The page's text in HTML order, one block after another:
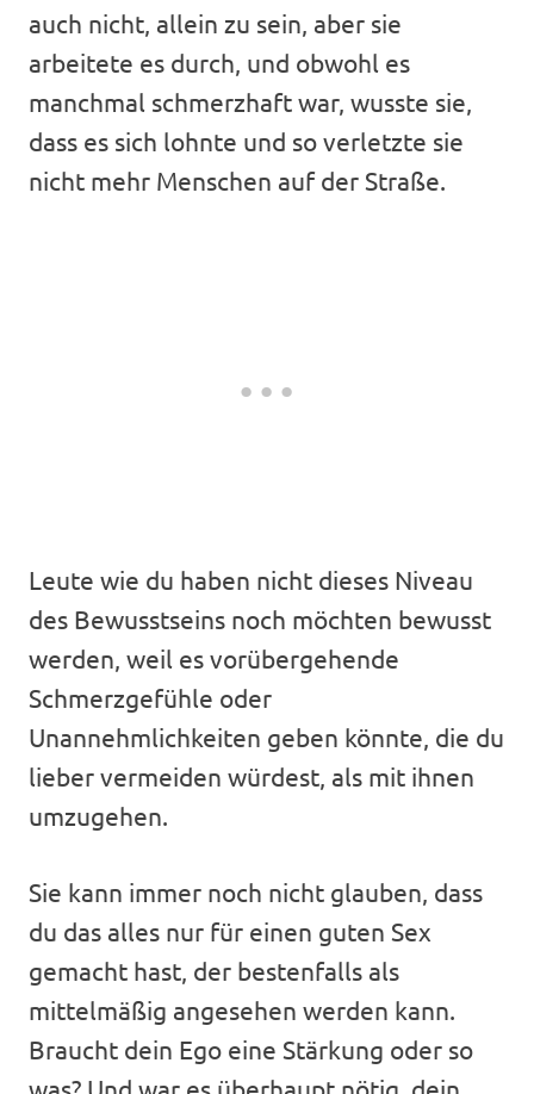
auch nicht, allein zu sein, aber sie
arbeitete es durch, und obwohl es
manchmal schmerzhaft war, wusste sie,
dass es sich lohnte und so verletzte sie
nicht mehr Menschen auf der Straße.
Leute wie du haben nicht dieses Niveau
des Bewusstseins noch möchten bewusst
werden, weil es vorübergehende
Schmerzgefühle oder
Unannehmlichkeiten geben könnte, die du
lieber vermeiden würdest, als mit ihnen
umzugehen.
Sie kann immer noch nicht glauben, dass
du das alles nur für einen guten Sex
gemacht hast, der bestenfalls als
mittelmäßig angesehen werden kann.
Braucht dein Ego eine Stärkung oder so